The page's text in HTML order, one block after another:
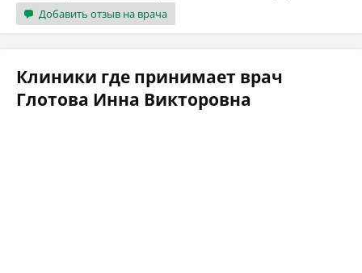
Добавить отзыв на врача
Клиники где принимает врач
Глотова Инна Викторовна